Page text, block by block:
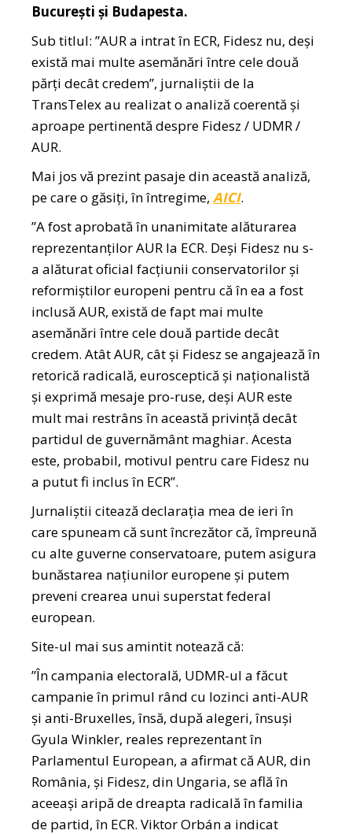
București și Budapesta.
Sub titlul: ”AUR a intrat în ECR, Fidesz nu, deși
există mai multe asemănări între cele două
părți decât credem”, jurnaliștii de la
TransTelex au realizat o analiză coerentă și
aproape pertinentă despre Fidesz / UDMR /
AUR.
Mai jos vă prezint pasaje din această analiză,
pe care o găsiți, în întregime,AICI.
”A fost aprobată în unanimitate alăturarea
reprezentanților AUR la ECR. Deși Fidesz nu s-
a alăturat oficial facțiunii conservatorilor și
reformiștilor europeni pentru că în ea a fost
inclusă AUR, există de fapt mai multe
asemănări între cele două partide decât
credem. Atât AUR, cât și Fidesz se angajează în
retorică radicală, eurosceptică și naționalistă
și exprimă mesaje pro-ruse, deși AUR este
mult mai restrâns în această privință decât
partidul de guvernământ maghiar. Acesta
este, probabil, motivul pentru care Fidesz nu
a putut fi inclus în ECR”.
Jurnaliștii citează declarația mea de ieri în
care spuneam că sunt încrezător că, împreună
cu alte guverne conservatoare, putem asigura
bunăstarea națiunilor europene și putem
preveni crearea unui superstat federal
european.
Site-ul mai sus amintit notează că:
”În campania electorală, UDMR-ul a făcut
campanie în primul rând cu lozinci anti-AUR
și anti-Bruxelles, însă, după alegeri, însuși
Gyula Winkler, reales reprezentant în
Parlamentul European, a afirmat că AUR, din
România, și Fidesz, din Ungaria, se află în
aceeași aripă de dreapta radicală în familia
de partid, în ECR. Viktor Orbán a indicat